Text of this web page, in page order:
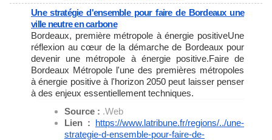
Une stratégie d'ensemble pour faire de Bordeaux une
ville neutre en carbone
Bordeaux, première métropole à énergie positiveUne
réflexion au cœur de la démarche de Bordeaux pour
devenir une métropole à énergie positive.Faire de
Bordeaux Métropole l'une des premières métropoles
à énergie positive à l'horizon 2050 peut laisser penser
à des enjeux essentiellement techniques.
Source : .Web
Lien : https://www.latribune.fr/regions/../une-
strategie-d-ensemble-pour-faire-de-